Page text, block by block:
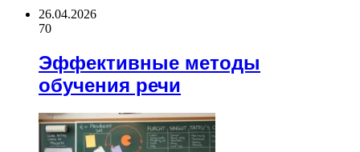
26.04.2026
70
Эффективные методы
обучения речи